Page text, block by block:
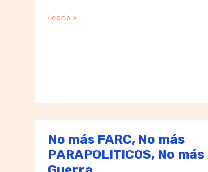
Un
Leerlo »
No más FARC, No más
PARAPOLITICOS, No más